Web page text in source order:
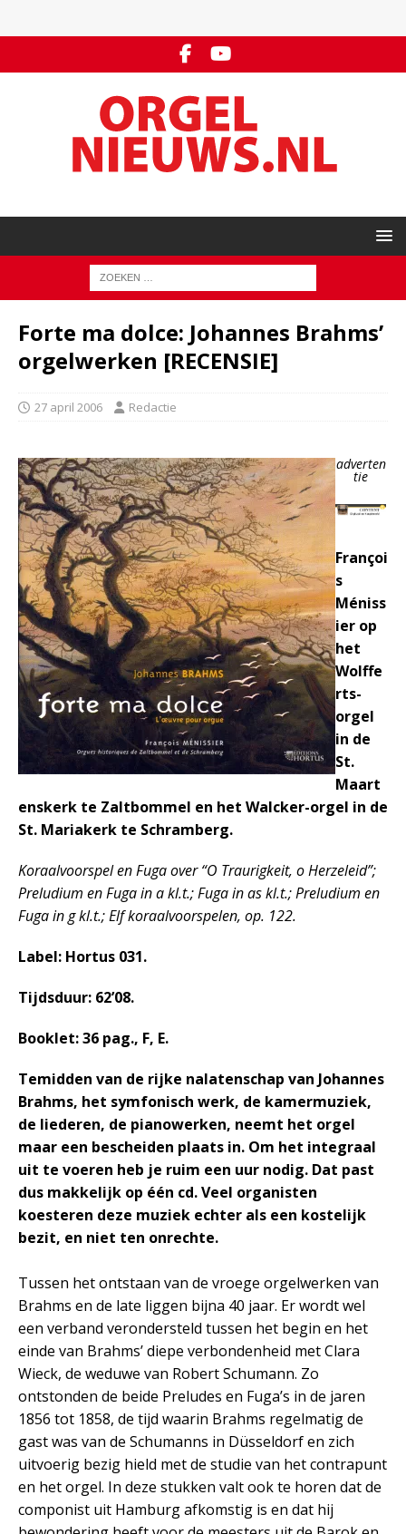
Forte ma dolce: Johannes Brahms’
orgelwerken [RECENSIE]
27 april 2006 Redactie
adverten
tie
Françoi
s
Méniss
ier op
het
Wolffe
rts-
orgel
in de
St.
Maart
enskerk te Zaltbommel en het Walcker-orgel in de
St. Mariakerk te Schramberg.
Koraalvoorspel en Fuga over “O Traurigkeit, o Herzeleid”;
Preludium en Fuga in a kl.t.; Fuga in as kl.t.; Preludium en
Fuga in g kl.t.; Elf koraalvoorspelen, op. 122.
Label: Hortus 031.
Tijdsduur: 62’08.
Booklet: 36 pag., F, E.
Temidden van de rijke nalatenschap van Johannes
Brahms, het symfonisch werk, de kamermuziek,
de liederen, de pianowerken, neemt het orgel
maar een bescheiden plaats in. Om het integraal
uit te voeren heb je ruim een uur nodig. Dat past
dus makkelijk op één cd. Veel organisten
koesteren deze muziek echter als een kostelijk
bezit, en niet ten onrechte.
Tussen het ontstaan van de vroege orgelwerken van
Brahms en de late liggen bijna 40 jaar. Er wordt wel
een verband verondersteld tussen het begin en het
einde van Brahms’ diepe verbondenheid met Clara
Wieck, de weduwe van Robert Schumann. Zo
ontstonden de beide Preludes en Fuga’s in de jaren
1856 tot 1858, de tijd waarin Brahms regelmatig de
gast was van de Schumanns in Düsseldorf en zich
uitvoerig bezig hield met de studie van het contrapunt
en het orgel. In deze stukken valt ook te horen dat de
componist uit Hamburg afkomstig is en dat hij